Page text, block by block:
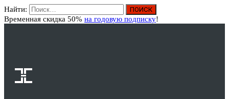
Найти:
Временная скидка 50% на годовую подписку!